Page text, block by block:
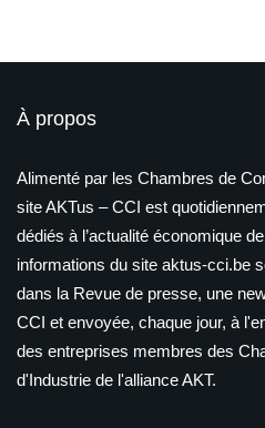
À propos
Alimenté par les Chambres de
site AKTus – CCI est
dédiés à l’actualité économique
informations du site aktus-cci.be
dans la Revue de presse, une
CCI et envoyée, chaque jour, à
des entreprises membres des
d'Industrie de l'alliance AKT.